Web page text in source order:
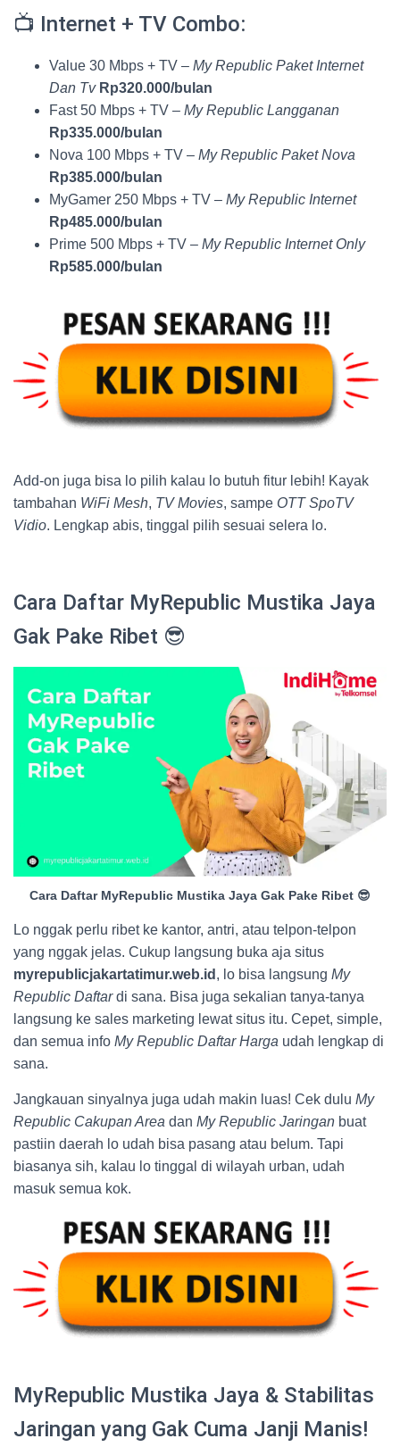
📺 Internet + TV Combo:
Value 30 Mbps + TV – My Republic Paket Internet
Dan Tv Rp320.000/bulan
Fast 50 Mbps + TV – My Republic Langganan
Rp335.000/bulan
Nova 100 Mbps + TV – My Republic Paket Nova
Rp385.000/bulan
MyGamer 250 Mbps + TV – My Republic Internet
Rp485.000/bulan
Prime 500 Mbps + TV – My Republic Internet Only
Rp585.000/bulan
Add-on juga bisa lo pilih kalau lo butuh fitur lebih! Kayak
tambahan WiFi Mesh, TV Movies, sampe OTT SpoTV
Vidio. Lengkap abis, tinggal pilih sesuai selera lo.
Cara Daftar MyRepublic Mustika Jaya
Gak Pake Ribet 😎
Cara Daftar MyRepublic Mustika Jaya Gak Pake Ribet 😎
Lo nggak perlu ribet ke kantor, antri, atau telpon-telpon
yang nggak jelas. Cukup langsung buka aja situs
myrepublicjakartatimur.web.id , lo bisa langsung My
Republic Daftardi sana. Bisa juga sekalian tanya-tanya
langsung ke sales marketing lewat situs itu. Cepet, simple,
dan semua info My Republic Daftar Harga udah lengkap di
sana.
Jangkauan sinyalnya juga udah makin luas! Cek dulu My
Republic Cakupan Area dan My Republic Jaringan buat
pastiin daerah lo udah bisa pasang atau belum. Tapi
biasanya sih, kalau lo tinggal di wilayah urban, udah
masuk semua kok.
MyRepublic Mustika Jaya & Stabilitas
Jaringan yang Gak Cuma Janji Manis!